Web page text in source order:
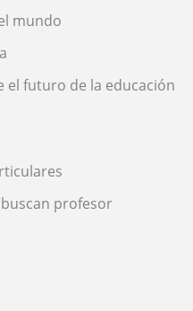
mundo
el futuro de la educación
profesor